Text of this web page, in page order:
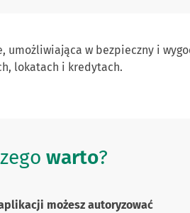
w bezpieczny i
lokatach i kredytach.
warto?
możesz autoryzować